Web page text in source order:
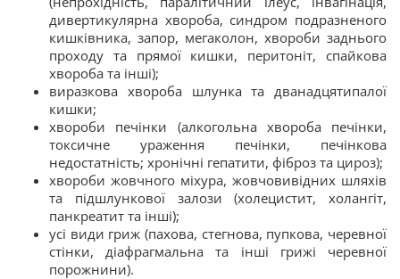
дивертикулярна хвороба, синдром подразненого
кишківника, запор, мегаколон, хвороби заднього
проходу та прямої кишки, перитоніт, спайкова
хвороба та інші);
виразкова хвороба шлунка та дванадцятипалої
кишки;
хвороби печінки (алкогольна хвороба печінки,
токсичне ураження печінки, печінкова
недостатність; хронічні гепатити, фіброз та цироз);
хвороби жовчного міхура, жовчовивідних шляхів
та підшлункової залози (холецистит, холангіт,
панкреатит та інші);
усі види гриж (пахова, стегнова, пупкова, черевної
стінки, діафрагмальна та інші грижі черевної
порожнини).